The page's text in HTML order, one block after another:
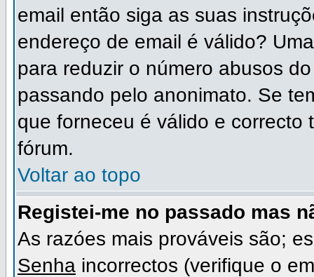
email então siga as suas
endereço de email é válido?
para reduzir o número abusos
passando pelo anonimato. Se
que forneceu é válido e correcto
fórum.
Voltar ao topo
Registei-me no passado mas
As razóes mais prováveis são;
Senha incorrectos (verifique o